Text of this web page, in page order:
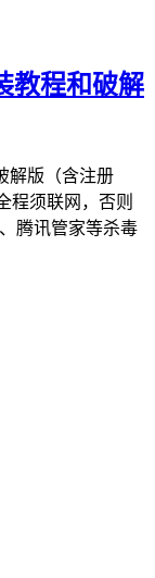
教程和破解
解版（含注册
程须联网，否则
腾讯管家等杀毒